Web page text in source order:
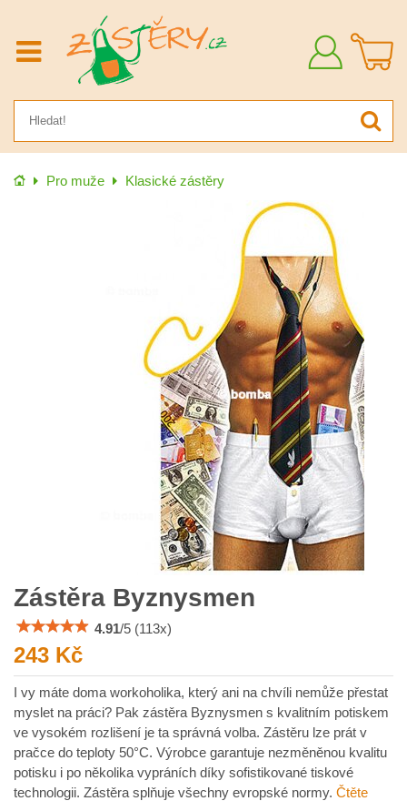
Přihlásit
Úvod Pro muže Klasické zástěry
Zástěra Byznysmen
4.91/5 (113x)
243 Kč
I vy máte doma workoholika, který ani na chvíli nemůže přestat
myslet na práci? Pak zástěra Byznysmen s kvalitním potiskem
ve vysokém rozlišení je ta správná volba. Zástěru lze prát v
pračce do teploty 50°C. Výrobce garantuje nezměněnou kvalitu
potisku i po několika vypráních díky sofistikované tiskové
technologii. Zástěra splňuje všechny evropské normy. Čtěte